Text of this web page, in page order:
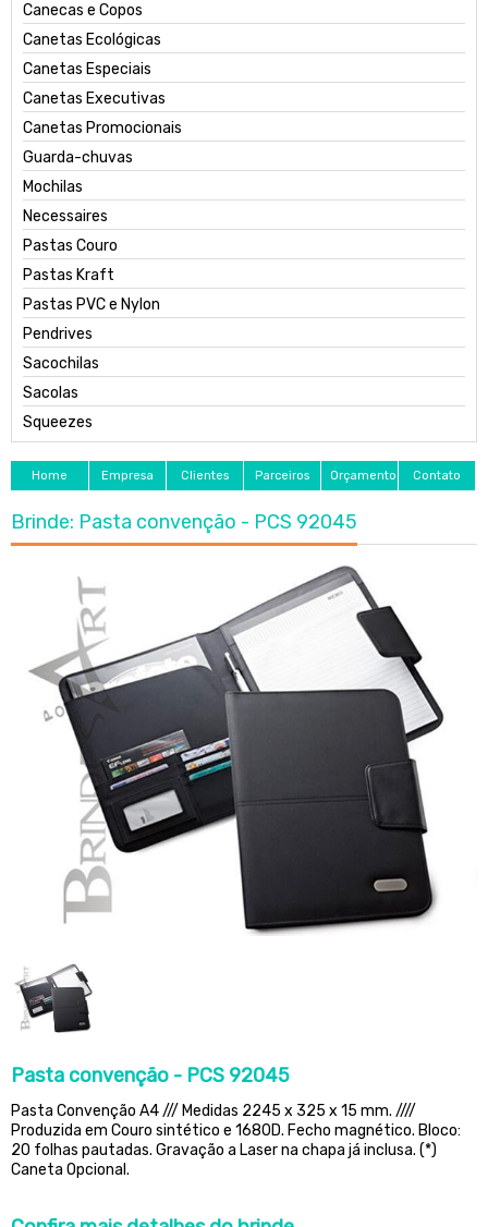
Canecas e Copos
Canetas Ecológicas
Canetas Especiais
Canetas Executivas
Canetas Promocionais
Guarda-chuvas
Mochilas
Necessaires
Pastas Couro
Pastas Kraft
Pastas PVC e Nylon
Pendrives
Sacochilas
Sacolas
Squeezes
Home Empresa Clientes Parceiros Orçamento Contato
Brinde: Pasta convenção - PCS 92045
Pasta convenção - PCS 92045
Pasta Convenção A4 /// Medidas 2245 x 325 x 15 mm. ////
Produzida em Couro sintético e 1680D. Fecho magnético. Bloco:
20 folhas pautadas. Gravação a Laser na chapa já inclusa. (*)
Caneta Opcional.